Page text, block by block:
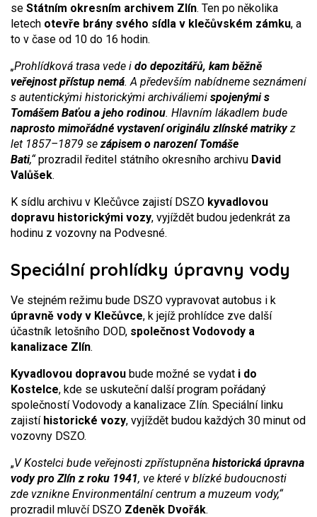
se Státním okresním archivem Zlín. Ten po několika
letech otevře brány svého sídla v klečůvském zámku, a
to v čase od 10 do 16 hodin.
„Prohlídková trasa vede i do depozitářů, kam běžně
veřejnost přístup nemá. A především nabídneme seznámení
s autentickými historickými archiváliemi spojenými s
Tomášem Baťou a jeho rodinou. Hlavním lákadlem bude
naprosto mimořádné vystavení originálu zlínské matrikyz
let 1857–1879 sezápisem o narození Tomáše
Bati,“prozradil ředitel státního okresního archivu David
Valůšek.
K sídlu archivu v Klečůvce zajistí DSZO kyvadlovou
dopravu historickými vozy, vyjíždět budou jedenkrát za
hodinu z vozovny na Podvesné.
Speciální prohlídky úpravny vody
Ve stejném režimu bude DSZO vypravovat autobus i k
úpravně vody v Klečůvce, k jejíž prohlídce zve další
účastník letošního DOD, společnost Vodovody a
kanalizace Zlín.
Kyvadlovou dopravou bude možné se vydat i do
Kostelce, kde se uskuteční další program pořádaný
společností Vodovody a kanalizace Zlín. Speciální linku
zajistí historické vozy, vyjíždět budou každých 30 minut od
vozovny DSZO.
„V Kostelci bude veřejnosti zpřístupněna historická úpravna
vody pro Zlín z roku 1941, ve které v blízké budoucnosti
zde vznikne Environmentální centrum a muzeum vody,“
prozradil mluvčí DSZO Zdeněk Dvořák.